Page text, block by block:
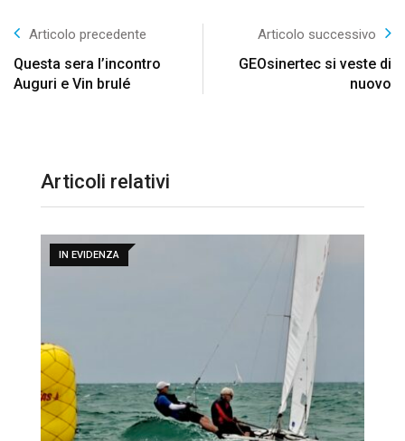
Articolo precedente
Questa sera l’incontro
Auguri e Vin brulé
Articolo successivo
GEOsinertec si veste di
nuovo
Articoli relativi
IN EVIDENZA